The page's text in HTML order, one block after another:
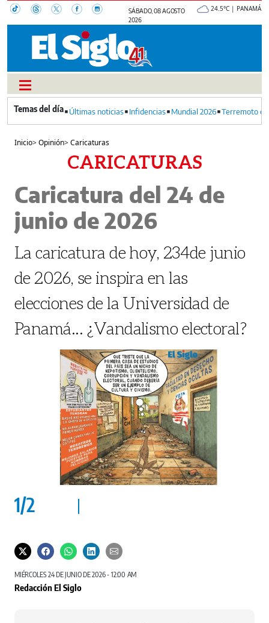
SÁBADO, 08 AGOSTO
2026
24.5°C | PANAMÁ
Últimas noticias Infidencias Mundial 2026 Terremoto
Inicio>Opinión>Caricaturas
CARICATURAS
Caricatura del 24 de
junio de 2026
La caricatura de hoy, 234de junio
de 2026, se inspira en las
elecciones de la Universidad de
Panamá... ¿Vandalismo electoral?
1/2
MIÉRCOLES 24 DE JUNIO DE 2026 - 12:00 AM
Redacción El Siglo